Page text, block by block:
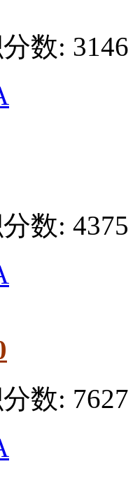
数: 3146
数: 4375
数: 7627